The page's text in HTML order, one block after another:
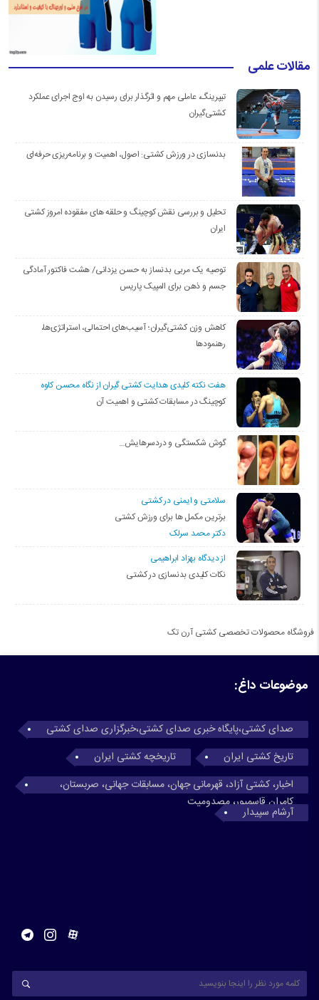
مقالات علمی
تیپرینگ، عاملی مهم و اثرگذار برای رسیدن به اوج اجرای عملکرد
کشتی‌گیران
بدنسازی در ورزش کشتی: اصول، اهمیت و برنامه‌ریزی حرفه‌ای
تحلیل و بررسی نقش کوچینگ و حلقه های مفقوده امروز کشتی
ایران
توصیه یک مربی بدنساز به حسن یزدانی/ هشت فاکتور آمادگی
جسم و ذهن برای المپیک پاریس
کاهش وزن کشتی‌گیران؛ آسیب‌های احتمالی، استراتژی‌ها،
رهنمودها
هفت نکته کلیدی هدایت کشتی گیران از نگاه محسن کاوه
کوچینگ در مسابقات کشتی و اهمیت آن
گوش شکستگی و دردسرهایش…
سلامتی و ایمنی در کشتی
برترین مکمل ها برای ورزش کشتی
دکتر محمد سرلک
از دیدگاه بهزاد ابراهیمی
نکات کلیدی بدنسازی در کشتی
فروشگاه محصولات تخصصی کشتی آرن تک
موضوعات داغ:
صدای کشتی،پایگاه خبری صدای کشتی،خبرگزاری صدای کشتی
تاریخ کشتی ایران
تاریخچه کشتی ایران
اخبار، کشتی آزاد، قهرمانی جهان، مسابقات جهانی، صربستان،
کامران قاسمپور، مصدومیت
آرشام سپیدار